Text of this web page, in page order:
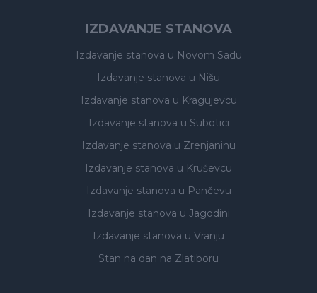
IZDAVANJE STANOVA
Izdavanje stanova u Novom Sadu
Izdavanje stanova u Nišu
Izdavanje stanova u Kragujevcu
Izdavanje stanova u Subotici
Izdavanje stanova u Zrenjaninu
Izdavanje stanova u Kruševcu
Izdavanje stanova u Pančevu
Izdavanje stanova u Jagodini
Izdavanje stanova u Vranju
Stan na dan na Zlatiboru